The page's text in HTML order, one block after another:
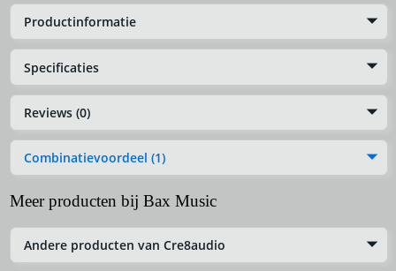
Productinformatie
Specificaties
Reviews (0)
Combinatievoordeel (1)
Meer producten bij Bax Music
Andere producten van Cre8audio